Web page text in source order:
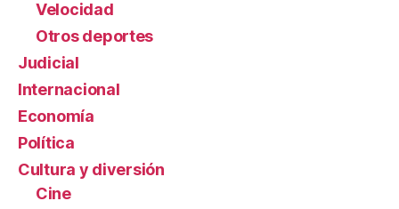
Velocidad
Otros deportes
Judicial
Internacional
Economía
Política
Cultura y diversión
Cine